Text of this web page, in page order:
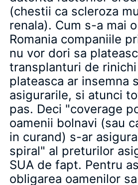
(chestii ca scleroza
renala). Cum s-a mai
Romania companiile
nu vor dori sa
transplanturi de
plateasca ar insemna
asigurarile, si atunci
pas. Deci "coverage
oamenii bolnavi (sau
in curand) s-ar
spiral" al preturilor
SUA de fapt. Pentru
obligarea oamenilor